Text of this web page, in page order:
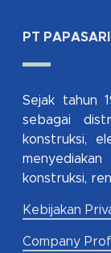
PT PAPASARI
Sejak tahun
sebagai
konstruksi,
konstruksi,
Kebijakan
Company